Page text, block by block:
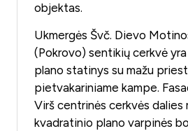
objektas.
Ukmergės Švč. Dievo
(Pokrovo) sentikių cerkvė
plano statinys su mažu
pietvakariniame kampe.
Virš centrinės cerkvės dalies
kvadratinio plano varpinės